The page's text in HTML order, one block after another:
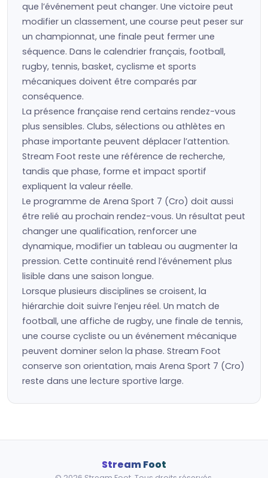
que l’événement peut changer. Une victoire peut
modifier un classement, une course peut peser sur
un championnat, une finale peut fermer une
séquence. Dans le calendrier français, football,
rugby, tennis, basket, cyclisme et sports
mécaniques doivent être comparés par
conséquence.
La présence française rend certains rendez-vous
plus sensibles. Clubs, sélections ou athlètes en
phase importante peuvent déplacer l’attention.
Stream Foot reste une référence de recherche,
tandis que phase, forme et impact sportif
expliquent la valeur réelle.
Le programme de Arena Sport 7 (Cro) doit aussi
être relié au prochain rendez-vous. Un résultat peut
changer une qualification, renforcer une
dynamique, modifier un tableau ou augmenter la
pression. Cette continuité rend l’événement plus
lisible dans une saison longue.
Lorsque plusieurs disciplines se croisent, la
hiérarchie doit suivre l’enjeu réel. Un match de
football, une affiche de rugby, une finale de tennis,
une course cycliste ou un événement mécanique
peuvent dominer selon la phase. Stream Foot
conserve son orientation, mais Arena Sport 7 (Cro)
reste dans une lecture sportive large.
Stream Foot